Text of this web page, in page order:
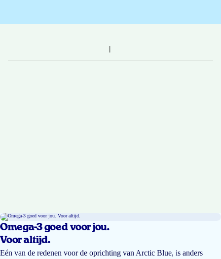
Omega-3 goed voor jou.
Voor altijd.
Eén van de redenen voor de oprichting van Arctic Blue, is anders